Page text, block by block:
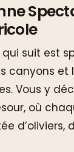
suit est
canyons et
Vous y
où
d’oliviers,